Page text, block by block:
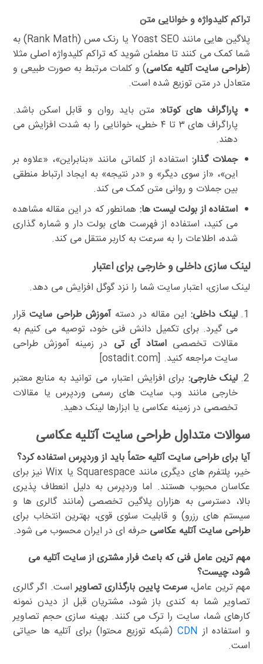
تراکم کلیدواژه و خوانایی متن
پلاگین هایی مانند Yoast SEO یا رنک مس (Rank Math) به
شما کمک می کنند تا مطمئن شوید که تراکم کلیدواژه اصلی مثلا
(طراحی سایت آتلیه عکاسی) و کلمات مرتبط به صورت طبیعی و
متعادل در متن توزیع شده است.
پاراگراف های کوتاه: متن باید روان و قابل اسکن باشد.
پاراگراف های ۳ تا ۴ خطی، خوانایی را به شدت افزایش می
دهند.
جملات گذار:استفاده از کلماتی مانند «بنابراین»، «علاوه بر
این»، «از سوی دیگر» و «در نتیجه» به ایجاد ارتباط منطقی
بین جملات و روانی متن کمک می کند.
استفاده از بولت لیست ها: همانطور که در این مقاله مشاهده
می کنید، استفاده از فهرست های بولت دار و شماره گذاری
شده، اطلاعات را به سرعت به کاربر منتقل می کند.
لینک سازی داخلی و خارجی برای اعتبار
لینک سازی، اعتبار سایت شما را نزد گوگل افزایش می دهد.
لینک داخلی:این مقاله در دستهآموزش طراحی سایتقرار
می گیرد. برای تکمیل دانش فنی خود، توصیه می کنیم به
مقالات تخصصیاستاد آی تی در زمینه آموزش طراحی
سایت مراجعه کنید. [ostadit.com]
لینک خارجی: برای افزایش اعتبار، می توانید به منابع معتبر
خارجی مانند وب سایت های رسمی وردپرس یا مقالات
تخصصی در زمینه عکاسی یا ابزارها لینک دهید.
سوالات متداول طراحی سایت آتلیه عکاسی
آیا برای طراحی سایت آتلیه حتماً باید از وردپرس استفاده کرد؟
خیر، پلتفرم های دیگری مانند Squarespace یا Wix نیز برای
عکاسان محبوب هستند. اما وردپرس به دلیل انعطاف پذیری
بالا، دسترسی به هزاران پلاگین تخصصی (مانند گالری ها و
سیستم های رزرو) و قابلیت سئوی قوی، بهترین انتخاب برای
طراحی سایت آتلیه عکاسی حرفه ای در ایران محسوب می شود.
مهم ترین عامل فنی که باعث فرار مشتری از سایت آتلیه می
شود، چیست؟
مهم ترین عامل، سرعت پایین بارگذاری تصاویراست. اگر گالری
تصاویر شما به کندی باز شود، مشتریان قبل از دیدن نمونه
کارهای شما، سایت را ترک می کنند. بهینه سازی حجم تصاویر
و استفاده از CDN (شبکه توزیع محتوا) برای آتلیه ها حیاتی
است.